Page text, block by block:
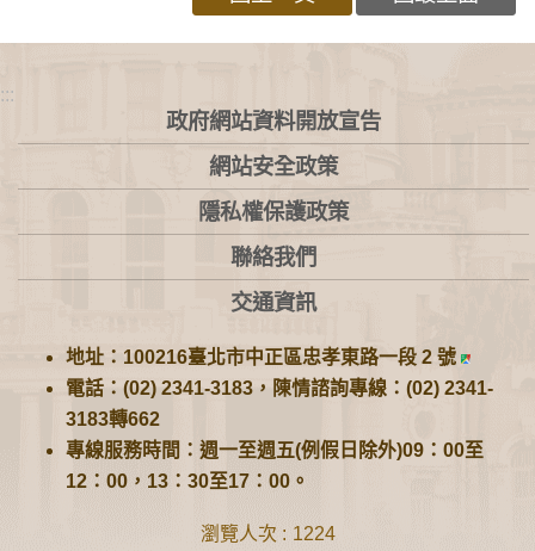
:::
政府網站資料開放宣告
網站安全政策
隱私權保護政策
聯絡我們
交通資訊
地址：100216臺北市中正區忠孝東路一段 2 號
電話：(02) 2341-3183，陳情諮詢專線：(02) 2341-
3183轉662
專線服務時間：週一至週五(例假日除外)09：00至
12：00，13：30至17：00。
瀏覽人次 1224